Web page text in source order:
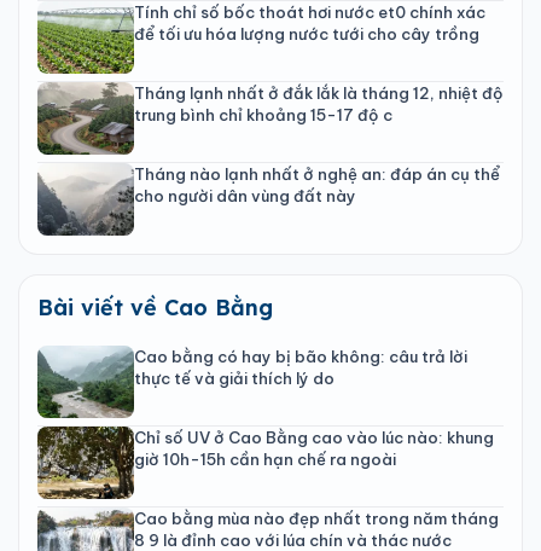
Tính chỉ số bốc thoát hơi nước et0 chính xác
để tối ưu hóa lượng nước tưới cho cây trồng
Tháng lạnh nhất ở đắk lắk là tháng 12, nhiệt độ
trung bình chỉ khoảng 15-17 độ c
Tháng nào lạnh nhất ở nghệ an: đáp án cụ thể
cho người dân vùng đất này
Bài viết về Cao Bằng
Cao bằng có hay bị bão không: câu trả lời
thực tế và giải thích lý do
Chỉ số UV ở Cao Bằng cao vào lúc nào: khung
giờ 10h-15h cần hạn chế ra ngoài
Cao bằng mùa nào đẹp nhất trong năm tháng
8 9 là đỉnh cao với lúa chín và thác nước